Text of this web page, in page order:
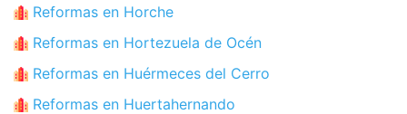
Reformas en Horche
Reformas en Hortezuela de Océn
Reformas en Huérmeces del Cerro
Reformas en Huertahernando